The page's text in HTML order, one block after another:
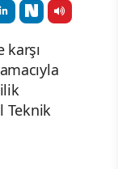
karşı
Teknik